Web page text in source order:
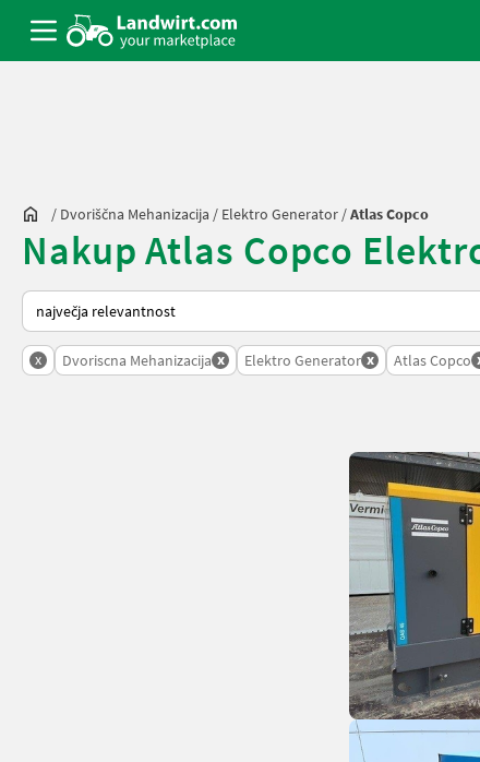
/ Dvoriščna Mehanizacija / Elektro Generator /Atlas Copco
Nakup Atlas Copco
Tako je razvrščeno na Landwirt.com
x Dvoriscna Mehanizacija x Elektro Generator x Atlas Copco